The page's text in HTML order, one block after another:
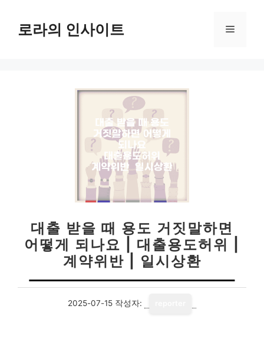
로라의 인사이트 메
대출 받을 때 용도 거짓말하면
어떻게 되나요 | 대출용도허위 |
계약위반 | 일시상환
2025-07-15 작성자: